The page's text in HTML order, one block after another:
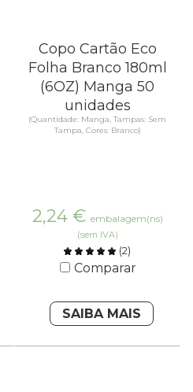
Copo Cartão Eco
Folha Branco 180ml
(6OZ) Manga 50
unidades
(Quantidade: Manga, Tampas: Sem
Tampa, Cores: Branco)
2,24 € embalagem(ns)
(sem IVA)
(2)
Comparar
SAIBA MAIS